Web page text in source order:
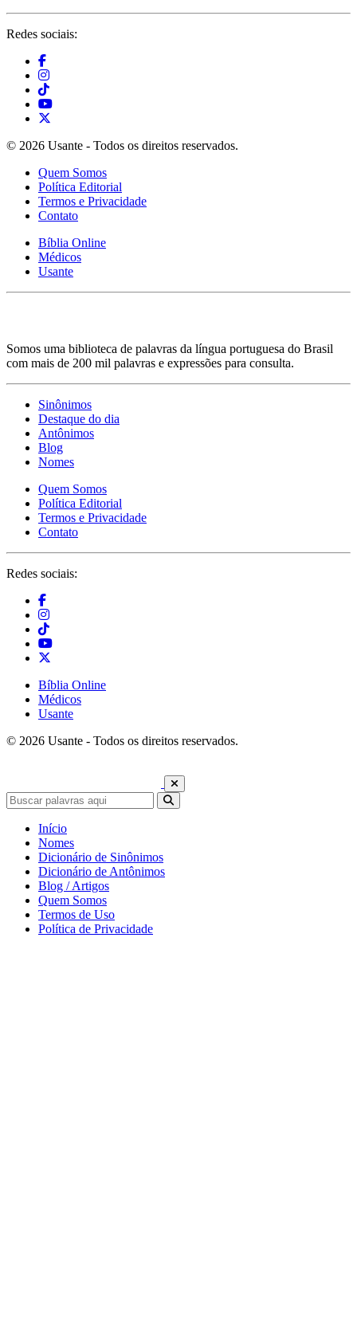
Redes sociais:
© 2026 Usante - Todos os direitos reservados.
Quem Somos
Política Editorial
Termos e Privacidade
Contato
Bíblia Online
Médicos
Usante
Somos uma biblioteca de palavras da língua portuguesa do Brasil
com mais de 200 mil palavras e expressões para consulta.
Sinônimos
Destaque do dia
Antônimos
Blog
Nomes
Quem Somos
Política Editorial
Termos e Privacidade
Contato
Redes sociais:
Bíblia Online
Médicos
Usante
© 2026 Usante - Todos os direitos reservados.
Início
Nomes
Dicionário de Sinônimos
Dicionário de Antônimos
Blog / Artigos
Quem Somos
Termos de Uso
Política de Privacidade